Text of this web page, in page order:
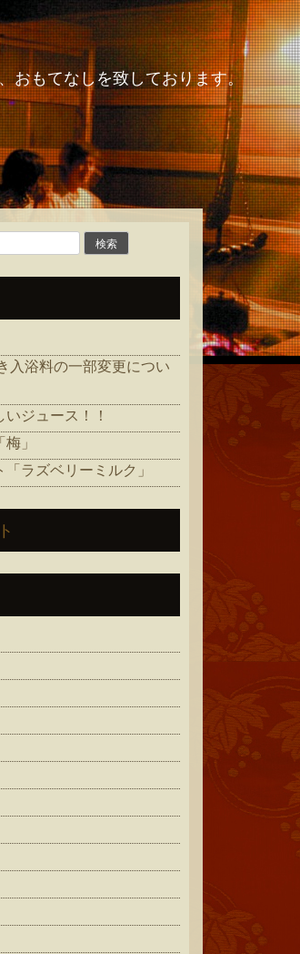
おもてなしを致しております。
入浴料の一部変更につい
ジュース！！
」
ラズベリーミルク」